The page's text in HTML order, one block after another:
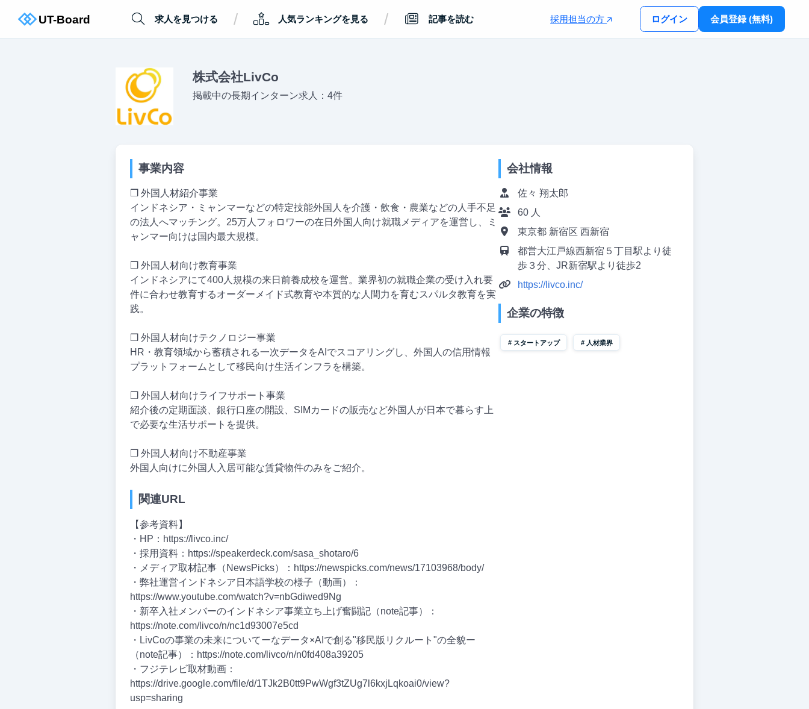
求人を見つける / 人気ランキングを見る / 記事を読む 採用担当の方 ログイン 会員登録 (無料)
株式会社LivCo
掲載中の長期インターン求人：4件
事業内容
❒ 外国人材紹介事業
インドネシア・ミャンマーなどの特定技能外国人を介護・飲食・農業などの人手不足
の法人へマッチング。25万人フォロワーの在日外国人向け就職メディアを運営し、ミ
ャンマー向けは国内最大規模。
❒ 外国人材向け教育事業
インドネシアにて400人規模の来日前養成校を運営。業界初の就職企業の受け入れ要
件に合わせ教育するオーダーメイド式教育や本質的な人間力を育むスパルタ教育を実
践。
❒ 外国人材向けテクノロジー事業
HR・教育領域から蓄積される一次データをAIでスコアリングし、外国人の信用情報
プラットフォームとして移民向け生活インフラを構築。
❒ 外国人材向けライフサポート事業
紹介後の定期面談、銀行口座の開設、SIMカードの販売など外国人が日本で暮らす上
で必要な生活サポートを提供。
❒ 外国人材向け不動産事業
外国人向けに外国人入居可能な賃貸物件のみをご紹介。
関連URL
【参考資料】
・HP：https://livco.inc/
・採用資料：https://speakerdeck.com/sasa_shotaro/6
・メディア取材記事（NewsPicks）：https://newspicks.com/news/17103968/body/
・弊社運営インドネシア日本語学校の様子（動画）：
https://www.youtube.com/watch?v=nbGdiwed9Ng
・新卒入社メンバーのインドネシア事業立ち上げ奮闘記（note記事）：
https://note.com/livco/n/nc1d93007e5cd
・LivCoの事業の未来についてーなデータ×AIで創る"移民版リクルート"の全貌ー
（note記事）：https://note.com/livco/n/n0fd408a39205
・フジテレビ取材動画：
https://drive.google.com/file/d/1TJk2B0tt9PwWgf3tZUg7l6kxjLqkoai0/view?
usp=sharing
会社情報
佐々 翔太郎
60 人
東京都 新宿区 西新宿
都営大江戸線西新宿５丁目駅より徒
歩３分、JR新宿駅より徒歩2
https://livco.inc/
企業の特徴
スタートアップ 人材業界